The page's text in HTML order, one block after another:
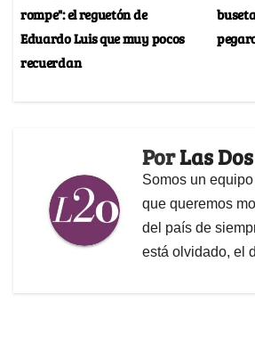
rompe": el reguetón de
Eduardo Luis que muy pocos
recuerdan
PorLas
Somos un
que queremos
del país de
está olvidado, el